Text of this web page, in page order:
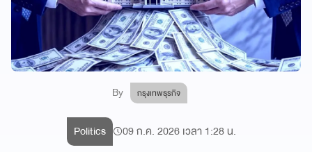
By กรุงเทพธุรกิจ
Politics 09 ก.ค. 2026 เวลา 1:28 น.